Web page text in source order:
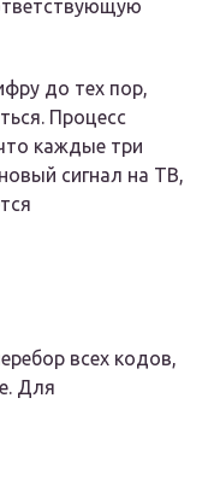
до тех пор,
Процесс
каждые три
сигнал на ТВ,
всех кодов,
Для